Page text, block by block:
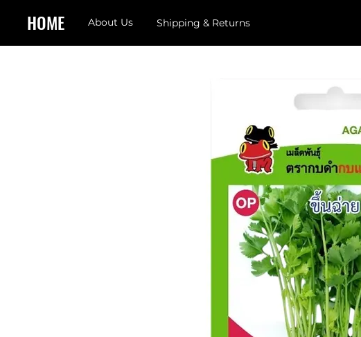
HOME About Us Shipping & Returns